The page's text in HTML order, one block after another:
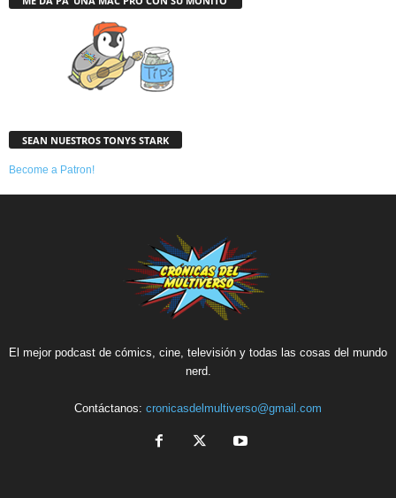
SEAN NUESTROS TONYS STARK
Become a Patron!
El mejor podcast de cómics, cine, televisión y todas las cosas del mundo
nerd.
Contáctanos: cronicasdelmultiverso@gmail.com